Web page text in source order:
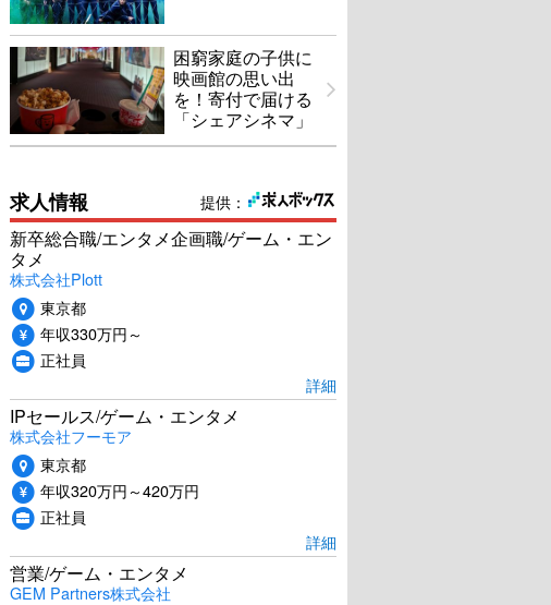
困窮家庭の子供に
映画館の思い出
を！寄付で届ける
「シェアシネマ」
提供：
求人情報
新卒総合職/エンタメ企画職/ゲーム・エン
タメ
株式会社Plott
東京都
年収330万円～
正社員
詳細
IPセールス/ゲーム・エンタメ
株式会社フーモア
東京都
年収320万円～420万円
正社員
詳細
営業/ゲーム・エンタメ
GEM Partners株式会社